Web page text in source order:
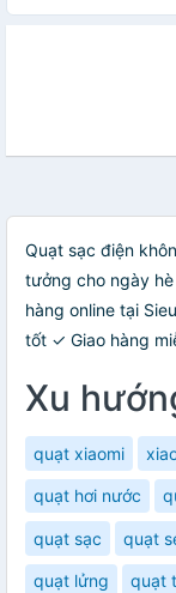
Quạt sạc điện
tưởng cho ngày
hàng online tại
tốt ✓ Giao hàng
Xu
quạt xiaomi
quạt hơi nước
quạt sạc quạt
quạt lửng quạt